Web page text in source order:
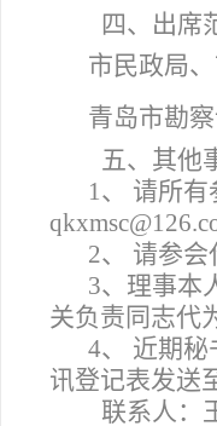
四、出席
市民政局
青岛市勘
五、其他
1、 请所有
2、 请参会
3、理事本
关负责同志代
4、 近期
讯登记表发送
联系人：